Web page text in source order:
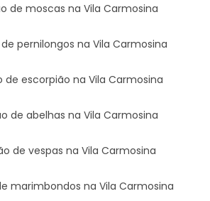
de moscas na Vila Carmosina
pernilongos na Vila Carmosina
de escorpião na Vila Carmosina
de abelhas na Vila Carmosina
de vespas na Vila Carmosina
marimbondos na Vila Carmosina